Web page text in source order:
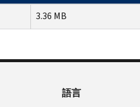
3.36 MB
語言